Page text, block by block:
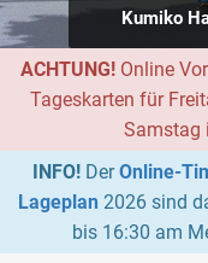
Kumiko
ACHTUNG!Online
Tageskarten für
Samstag
INFO!DerOnline-
Lageplan 2026 sind
bis 16:30 am